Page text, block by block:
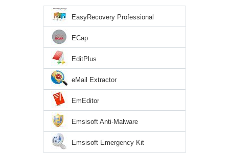
EasyRecovery Professional
ECap
EditPlus
eMail Extractor
EmEditor
Emsisoft Anti-Malware
Emsisoft Emergency Kit